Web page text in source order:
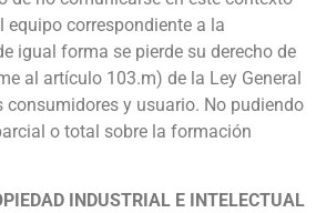
equipo correspondiente a la
igual forma se pierde su derecho de
al artículo 103.m) de la Ley General
consumidores y usuario. No pudiendo
o total sobre la formación
INDUSTRIAL E INTELECTUAL